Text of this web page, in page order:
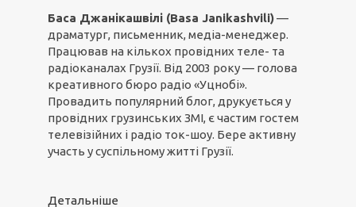
Баса Джанікашвілі (Basa Janikashvili)—
драматург, письменник, медіа-менеджер.
Працював на кількох провідних теле- та
радіоканалах Грузії. Від 2003 року — голова
креативного бюро радіо «Уцнобі».
Провадить популярний блог, друкується у
провідних грузинських ЗМІ, є частим гостем
телевізійних і радіо ток-шоу. Бере активну
участь у суспільному житті Грузії.
Детальніше